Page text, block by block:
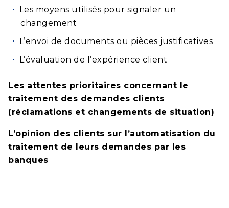
Les moyens utilisés pour signaler un
changement
L’envoi de documents ou pièces justificatives
L’évaluation de l’expérience client
Les attentes prioritaires concernant le
traitement des demandes clients
(réclamations et changements de situation)
L’opinion des clients sur l’automatisation du
traitement de leurs demandes par les
banques